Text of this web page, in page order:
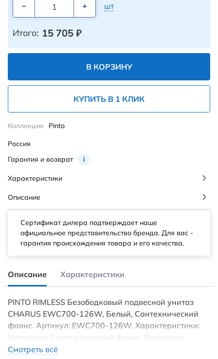
шт
Итого: 15 705 ₽
В КОРЗИНУ
КУПИТЬ В 1 КЛИК
Гарантия и возврат i
Коллекция Pinto
Россия
Характеристики
Описание
Сертификат дилера подтверждает наше
официальное представительство бренда. Для вас -
гарантия происхождения товара и его качества.
Описание Характеристики
PINTO RIMLESS Безободковый подвесной унитаз
CHARUS EWC700-126W, Белый, Сантехнический
фаянс. Артикул: EWC700-126W. Характеристики:
Материал: Сантехнический фаянс. Покрытие:
Эмалевое. Цвет: Белый. Высота мм.:350. Ширина
Смотреть всё